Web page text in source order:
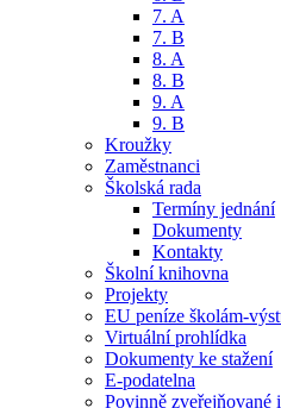
7. A
7. B
8. A
8. B
9. A
9. B
Kroužky
Zaměstnanci
Školská rada
Termíny jednání
Dokumenty
Kontakty
Školní knihovna
Projekty
EU peníze školám-
Virtuální prohlídka
Dokumenty ke stažení
E-podatelna
Povinně zveřejňované